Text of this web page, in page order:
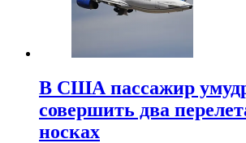
В США пассажир
совершить два
носках